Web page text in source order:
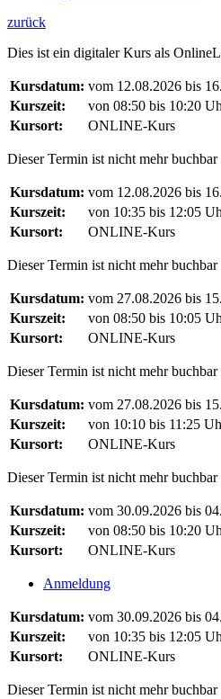
zurück
Dies ist ein digitaler Kurs als
Kursdatum: vom 12.08.2026 bis
Kurszeit:
von 08:50 bis 10:20
Kursort:
ONLINE-Kurs
Dieser Termin ist nicht mehr buchbar
Kursdatum: vom 12.08.2026 bis
Kurszeit:
von 10:35 bis 12:05
Kursort:
ONLINE-Kurs
Dieser Termin ist nicht mehr buchbar
Kursdatum: vom 27.08.2026 bis
Kurszeit:
von 08:50 bis 10:05
Kursort:
ONLINE-Kurs
Dieser Termin ist nicht mehr buchbar
Kursdatum: vom 27.08.2026 bis
Kurszeit:
von 10:10 bis 11:25
Kursort:
ONLINE-Kurs
Dieser Termin ist nicht mehr buchbar
Kursdatum: vom 30.09.2026 bis
Kurszeit:
von 08:50 bis 10:20
Kursort:
ONLINE-Kurs
Anmeldung
Kursdatum: vom 30.09.2026 bis
Kurszeit:
von 10:35 bis 12:05
Kursort:
ONLINE-Kurs
Dieser Termin ist nicht mehr buchbar